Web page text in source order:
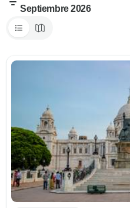
Septiembre 2026